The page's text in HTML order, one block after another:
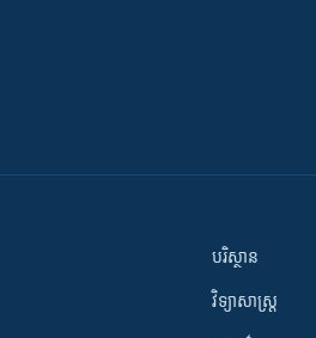
បរិស្ថាន
វិទ្យាសាស្រ្ត